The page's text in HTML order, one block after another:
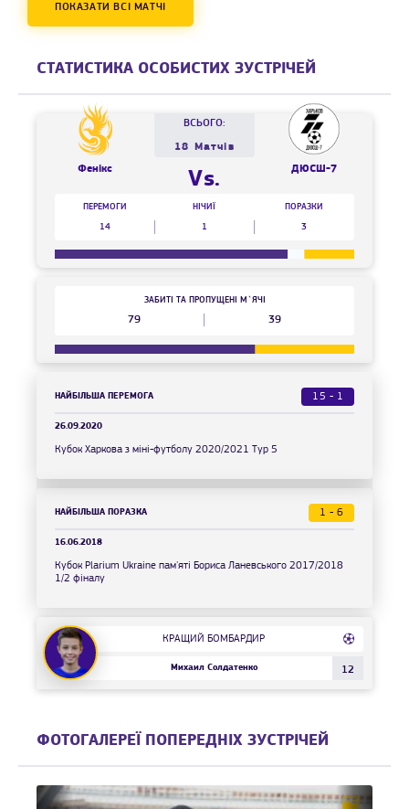
ПОКАЗАТИ ВСІ МАТЧІ
СТАТИСТИКА ОСОБИСТИХ ЗУСТРІЧЕЙ
Фенікс
ВСЬОГО:
18 Матчів
Vs. ДЮСШ-7
ПЕРЕМОГИ
14
НІЧИЇ
1
ПОРАЗКИ
3
79
ЗАБИТІ ТА ПРОПУЩЕНІ М`ЯЧІ
39
НАЙБІЛЬША ПЕРЕМОГА 15 - 1
26.09.2020
Кубок Харкова з міні-футболу 2020/2021 Тур 5
НАЙБІЛЬША ПОРАЗКА 1 - 6
16.06.2018
Кубок Plarium Ukraine пам'яті Бориса Ланевського 2017/2018
1/2 фіналу
КРАЩИЙ БОМБАРДИР
Михаил Солдатенко 12
ФОТОГАЛЕРЕЇ ПОПЕРЕДНІХ ЗУСТРІЧЕЙ